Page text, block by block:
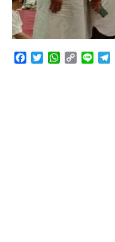
FacebookTwitterWhatsApp
Copy
Line